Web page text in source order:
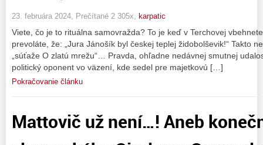
23. februára 2024, Prečítané 2 305x, karpatic
Viete, čo je to rituálna samovražda? To je keď v Terchovej
prevoláte, že: „Jura Jánošík byl českej teplej židobolševik!“ Takto
„súťaže O zlatú mrežu“… Pravda, ohľadne nedávnej smutnej
politický oponent vo väzení, kde sedel pre majetkovú […]
Pokračovanie článku
Mattovič už není…! Aneb